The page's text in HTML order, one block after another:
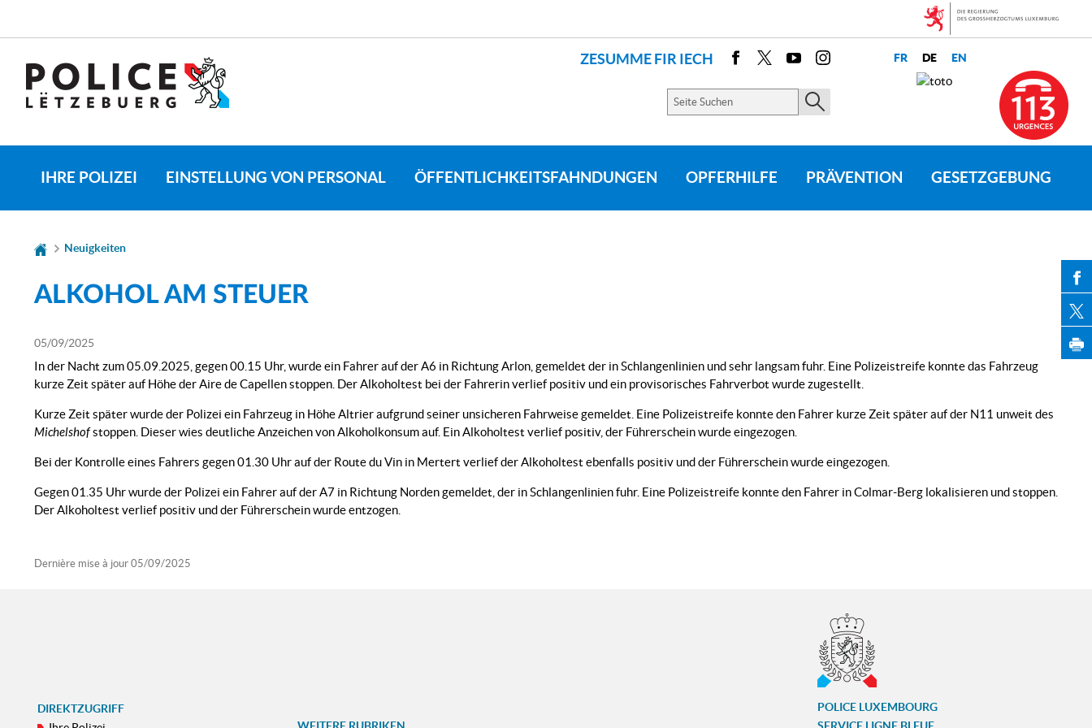
ZESUMME FIR IECH Facebook Youtube
DE
LANGUE
IHRE POLIZEI EINSTELLUNG VON PERSONAL ÖFFENTLICHKEITSFAHNDUNGEN OPFERHILFE PRÄVENTION GESETZGEBUNG
Seite
Suchen
Neuigkeiten
ALKOHOL AM STEUER
05/09/2025
In der Nacht zum 05.09.2025, gegen 00.15 Uhr, wurde ein Fahrer auf der A6 in Richtung Arlon, gemeldet der in Schlangenlinien und sehr langsam fuhr. Eine Polizeistreife konnte das Fahrzeug
kurze Zeit später auf Höhe der Aire de Capellen stoppen. Der Alkoholtest bei der Fahrerin verlief positiv und ein provisorisches Fahrverbot wurde zugestellt.
Kurze Zeit später wurde der Polizei ein Fahrzeug in Höhe Altrier aufgrund seiner unsicheren Fahrweise gemeldet. Eine Polizeistreife konnte den Fahrer kurze Zeit später auf der N11 unweit des
Michelshofstoppen. Dieser wies deutliche Anzeichen von Alkoholkonsum auf. Ein Alkoholtest verlief positiv, der Führerschein wurde eingezogen.
Bei der Kontrolle eines Fahrers gegen 01.30 Uhr auf der Route du Vin in Mertert verlief der Alkoholtest ebenfalls positiv und der Führerschein wurde eingezogen.
Gegen 01.35 Uhr wurde der Polizei ein Fahrer auf der A7 in Richtung Norden gemeldet, der in Schlangenlinien fuhr. Eine Polizeistreife konnte den Fahrer in Colmar-Berg lokalisieren und stoppen.
Der Alkoholtest verlief positiv und der Führerschein wurde entzogen.
Dernière mise à jour 05/09/2025
DIREKTZUGRIFF
WEITERE RUBRIKEN
POLICE LUXEMBOURG